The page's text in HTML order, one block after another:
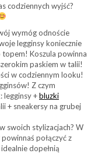
codziennych wyjść?
wymóg odnoście
legginsy koniecznie
topem! Koszula powinna
paskiem w talii!
w codziennym looku!
Z czym
legginsy +bluzki
+ sneakersy na grubej
swoich stylizacjach? W
połączyć z
dopełnią